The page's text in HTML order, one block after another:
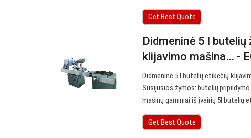
Get Best Quote
Didmeninė 5 l
klijavimo mašina… -
Didmeninė 5 l butelių etikečių
Susijusios žymos: butelių
mašinų gaminiai iš įvairių 5l butelių
Get Best Quote